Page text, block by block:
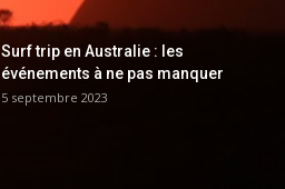
Surf trip en Australie : les
événements à ne pas manquer
5 septembre 2023